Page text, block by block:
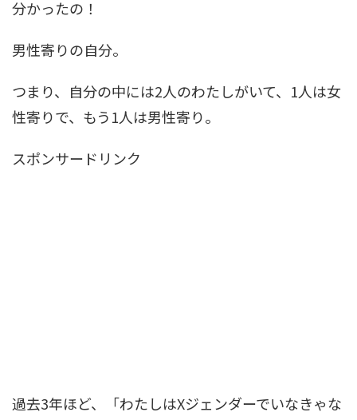
分かったの！
男性寄りの自分。
つまり、自分の中には2人のわたしがいて、1人は女
性寄りで、もう1人は男性寄り。
スポンサードリンク
過去3年ほど、「わたしはXジェンダーでいなきゃな